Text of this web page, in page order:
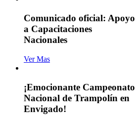
Comunicado oficial: Apoyo
a Capacitaciones
Nacionales
Ver Mas
¡Emocionante Campeonato
Nacional de Trampolín en
Envigado!